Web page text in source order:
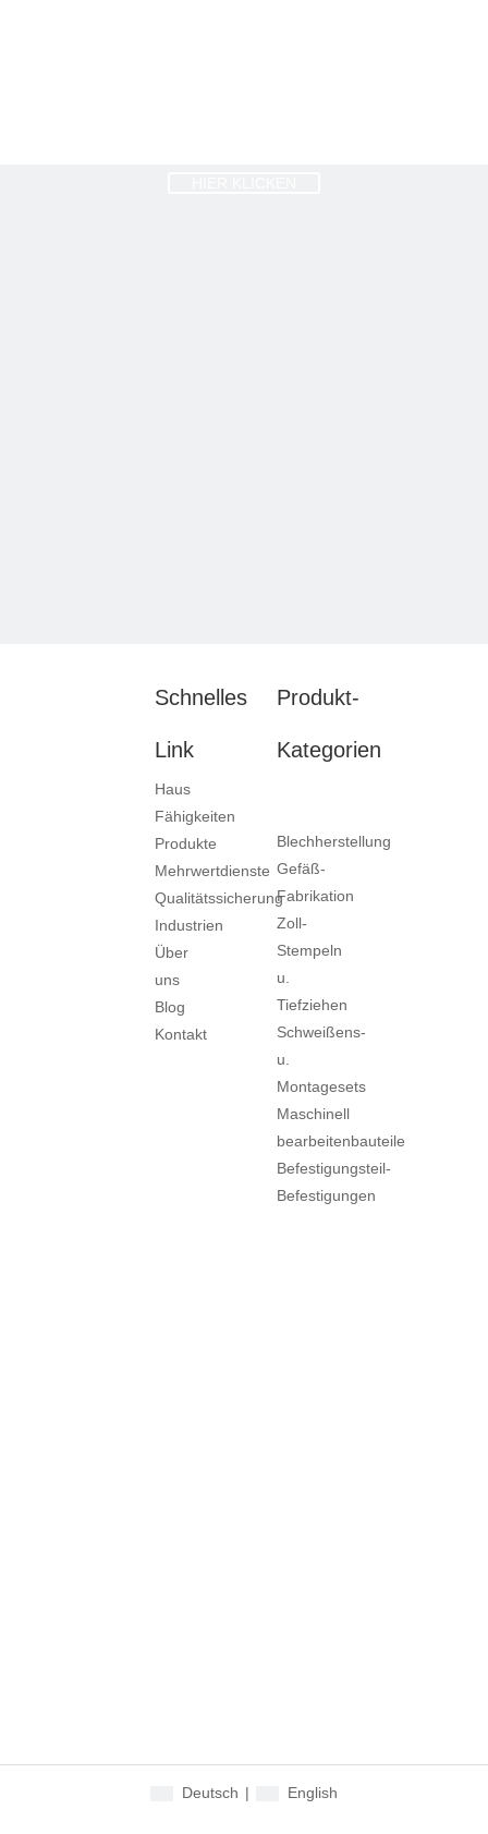
Schnelles
Link
Haus
Fähigkeiten
Produkte
Mehrwertdienste
Qualitätssicherung
Industrien
Über
uns
Blog
Kontakt
Produkt-
Kategorien
Blechherstellung
Gefäß-
Fabrikation
Zoll-
Stempeln
u.
Tiefziehen
Schweißens-
u.
Montagesets
Maschinell
bearbeitenbauteile
Befestigungsteil-
Befestigungen
Deutsch | English